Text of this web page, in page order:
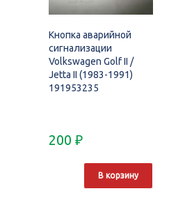
Кнопка аварийной
сигнализации
Volkswagen Golf II /
Jetta II (1983-1991)
191953235
200 ₽
В корзину